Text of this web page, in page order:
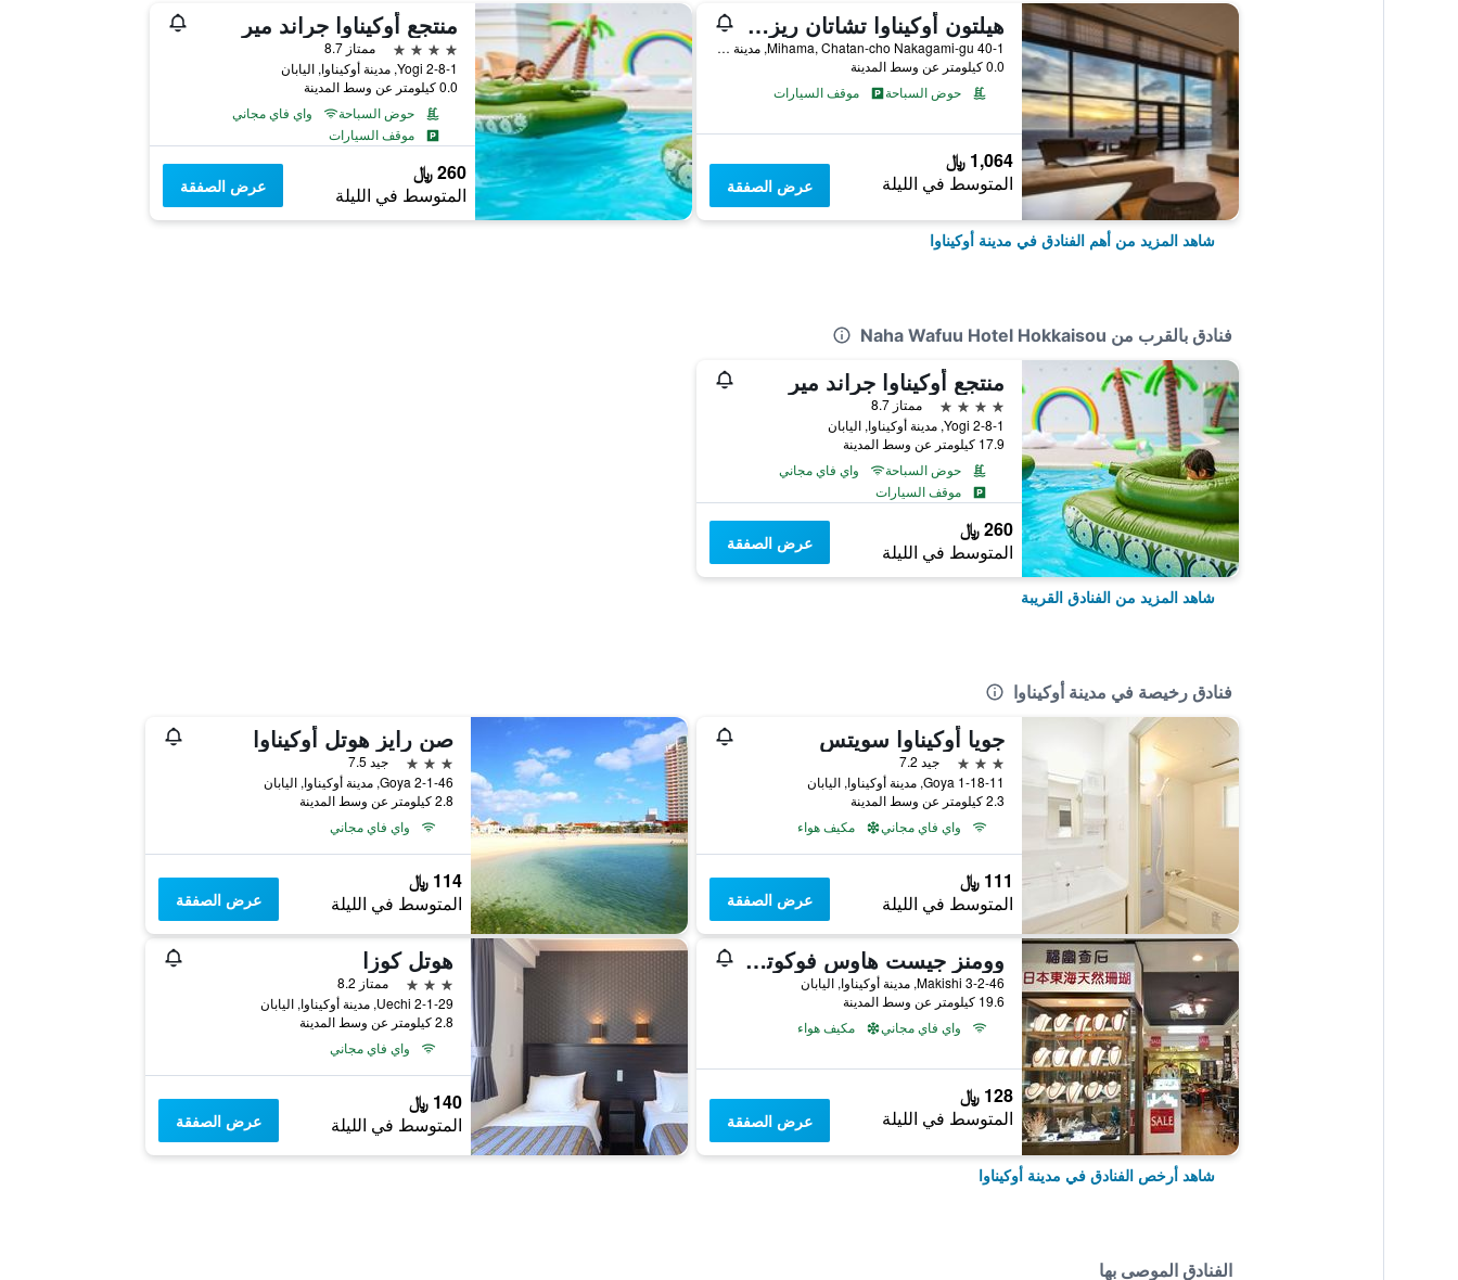
هيلتون أوكيناوا تشاتان ريزورت
40-1 Mihama, Chatan-cho Nakagami-gu, مدينة أوكيناوا, اليابان
0.0 كيلومتر عن وسط المدينة
حوض السباحة
موقف السيارات
1,064 ﷼
المتوسط في الليلة عرض الصفقة
منتجع أوكيناوا جراند مير
4 نجوم
ممتاز 8.7
2-8-1 Yogi, مدينة أوكيناوا, اليابان
0.0 كيلومتر عن وسط المدينة
حوض السباحة
واي فاي مجاني
موقف السيارات
260 ﷼
المتوسط في الليلة عرض الصفقة
شاهد المزيد من أهم الفنادق في مدينة أوكيناوا
فنادق بالقرب من Naha Wafuu Hotel Hokkaisou
منتجع أوكيناوا جراند مير
4 نجوم
ممتاز 8.7
2-8-1 Yogi, مدينة أوكيناوا, اليابان
17.9 كيلومتر عن وسط المدينة
حوض السباحة
واي فاي مجاني
موقف السيارات
260 ﷼
المتوسط في الليلة عرض الصفقة
شاهد المزيد من الفنادق القريبة
فنادق رخيصة في مدينة أوكيناوا
جويا أوكيناوا سويتس
3 نجوم
جيد 7.2
1-18-11 Goya, مدينة أوكيناوا, اليابان
2.3 كيلومتر عن وسط المدينة
واي فاي مجاني
مكيف هواء
111 ﷼
المتوسط في الليلة عرض الصفقة
صن رايز هوتل أوكيناوا
3 نجوم
جيد 7.5
2-1-46 Goya, مدينة أوكيناوا, اليابان
2.8 كيلومتر عن وسط المدينة
واي فاي مجاني
114 ﷼
المتوسط في الليلة عرض الصفقة
وومنز جيست هاوس فوكوتومي
3-2-46 Makishi, مدينة أوكيناوا, اليابان
19.6 كيلومتر عن وسط المدينة
واي فاي مجاني
مكيف هواء
128 ﷼
المتوسط في الليلة عرض الصفقة
هوتل كوزا
3 نجوم
ممتاز 8.2
2-1-29 Uechi, مدينة أوكيناوا, اليابان
2.8 كيلومتر عن وسط المدينة
واي فاي مجاني
140 ﷼
المتوسط في الليلة عرض الصفقة
شاهد أرخص الفنادق في مدينة أوكيناوا
الفنادق الموصى بها